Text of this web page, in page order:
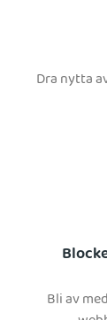
Dra nytta
Bli av